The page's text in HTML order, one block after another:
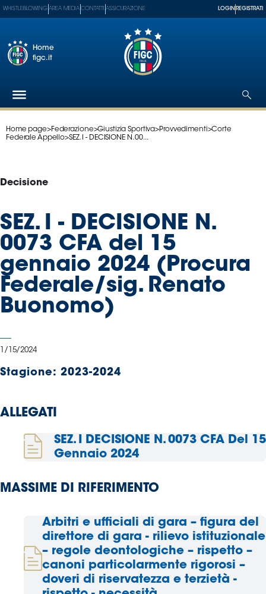
Federazione
Tecnici
Paralimpico
Serie
A
Women
Serie
B
Femminile
Calcio
delle
Assicurazione
Cerca
Whistleblowing
Area
WHISTLEBLOWING AREA MEDIA CONTATTI ASSICURAZIONE LOGIN REGISTRATI
Home
figc.it
Home page>Federazione>Giustizia Sportiva>Provvedimenti>Corte
Federale Appello>SEZ. I - DECISIONE N. 00...
Decisione
SEZ. I - DECISIONE N.
0073 CFA del 15
gennaio 2024 (Procura
Federale/sig. Renato
Buonomo)
1/15/2024
Stagione: 2023-2024
ALLEGATI
SEZ. I DECISIONE N. 0073 CFA Del 15
Gennaio 2024
MASSIME DI RIFERIMENTO
Arbitri e ufficiali di gara – figura del
direttore di gara - rilievo istituzionale
– regole deontologiche – rispetto –
canoni particolarmente rigorosi –
doveri di riservatezza e terzietà -